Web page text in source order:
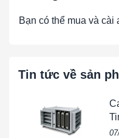
Bạn có thể mua và cài
Tin tức về sản